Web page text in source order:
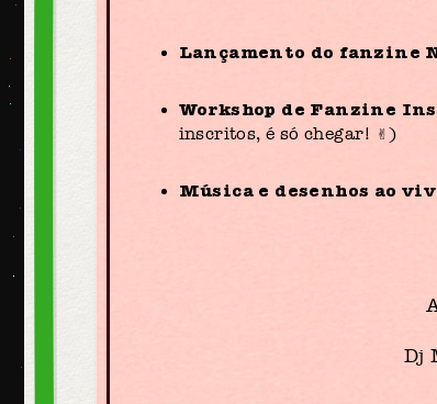
Lançamento do fanzine
Workshop de Fanzine
inscritos, é só chegar! ✌)
Música e desenhos ao
Dj